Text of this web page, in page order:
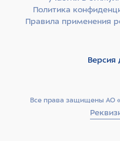
Все права защищены АО
Политика
Правила применения
Версия